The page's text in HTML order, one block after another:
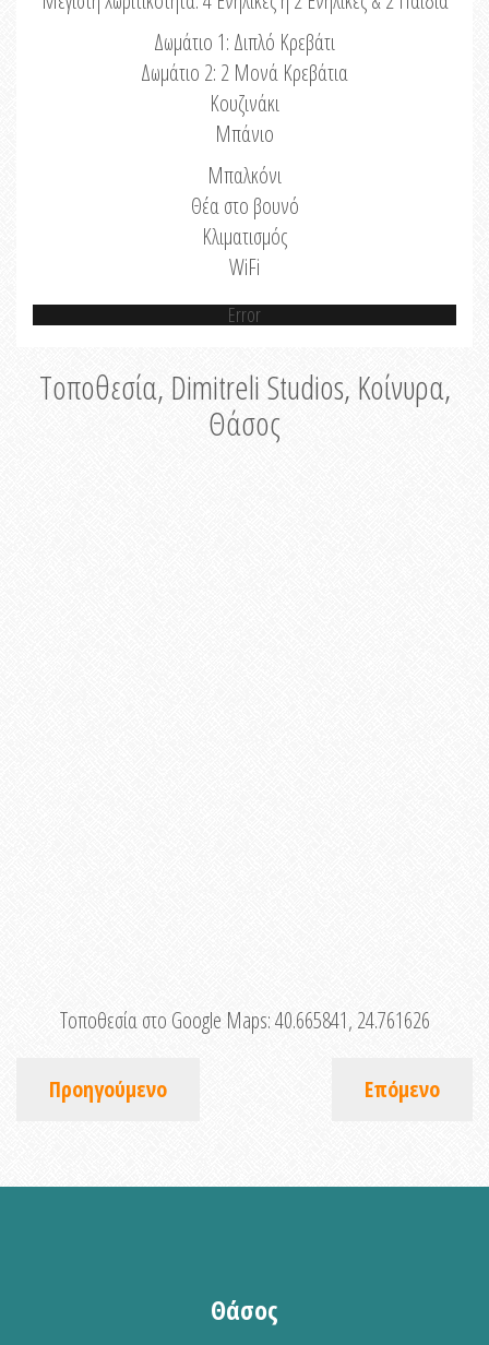
Δωμάτιο 1: Διπλό Κρεβάτι
Δωμάτιο 2: 2 Μονά Κρεβάτια
Κουζινάκι
Μπάνιο
Μπαλκόνι
Θέα στο βουνό
Κλιματισμός
WiFi
Error
Τοποθεσία, Dimitreli Studios, Κοίνυρα,
Θάσος
Τοποθεσία στο Google Maps:40.665841, 24.761626
Προηγούμενο Επόμενο
Θάσος